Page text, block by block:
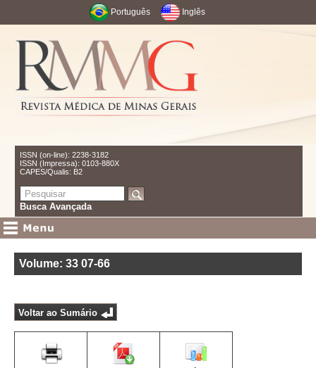
Português Inglês
ISSN (on-line): 2238-3182
ISSN (Impressa): 0103-880X
CAPES/Qualis: B2
Busca Avançada
Volume: 33 07-66
Voltar ao Sumário